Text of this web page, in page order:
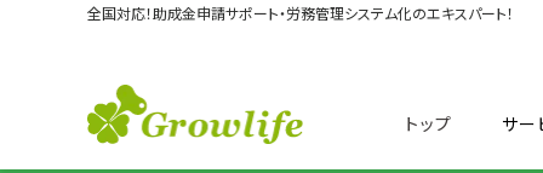
全国対応！助成金申請サポート・労務管理システム化のエキスパート！
トップ サー